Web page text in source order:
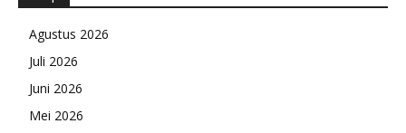
Agustus 2026
Juli 2026
Juni 2026
Mei 2026